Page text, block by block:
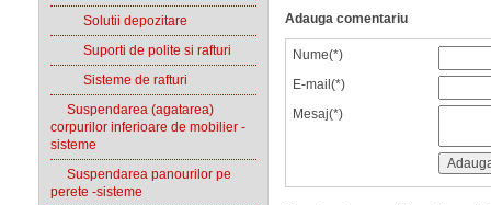
Solutii depozitare
Suporti de polite si rafturi
Sisteme de rafturi
Suspendarea (agatarea)
corpurilor inferioare de mobilier -
sisteme
Suspendarea panourilor pe
perete -sisteme
Adauga comentariu
Nume(*)
E-mail(*)
Mesaj(*)